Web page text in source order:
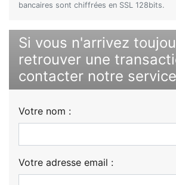
bancaires sont chiffrées en SSL 128bits.
Si vous n'arrivez
retrouver une
contacter notre
Votre nom :
Votre adresse email :